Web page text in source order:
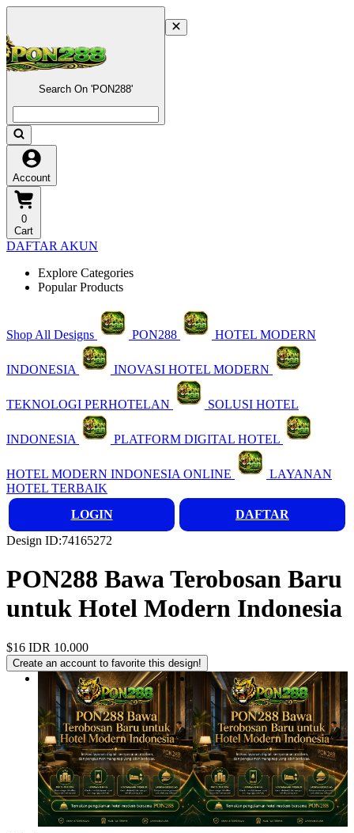
Search On 'PON288'
Account
0
Cart
DAFTAR AKUN
Explore Categories
Popular Products
Shop All Designs PON288 HOTEL MODERN
INDONESIA INOVASI HOTEL MODERN
TEKNOLOGI PERHOTELAN SOLUSI HOTEL
INDONESIA PLATFORM DIGITAL HOTEL
HOTEL MODERN INDONESIA ONLINE
LAYANAN
HOTEL TERBAIK
LOGIN
DAFTAR
Design ID:74165272
PON288 Bawa Terobosan Baru
untuk Hotel Modern Indonesia
$16 IDR 10.000
Create an account to favorite this design!